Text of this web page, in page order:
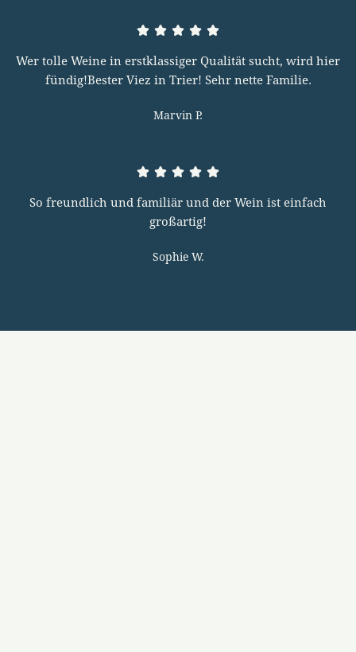
Wer tolle Weine in erstklassiger Qualität sucht, wird hier
fündig!Bester Viez in Trier! Sehr nette Familie.
Marvin P.
So freundlich und familiär und der Wein ist einfach
großartig!
Sophie W.